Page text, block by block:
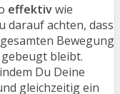
effektivwie
darauf achten, dass
Bewegung
bleibt.
Du Deine
gleichzeitig ein